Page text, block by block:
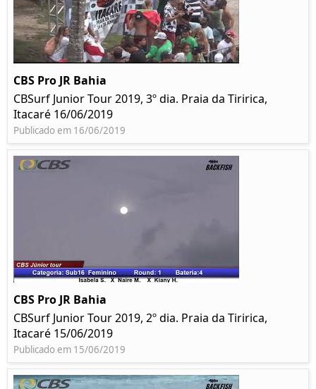
CBS Pro JR Bahia
CBSurf Junior Tour 2019, 3º dia. Praia da Tiririca,
Itacaré 16/06/2019
Publicado em 16/06/2019
CBS Pro JR Bahia
CBSurf Junior Tour 2019, 2º dia. Praia da Tiririca,
Itacaré 15/06/2019
Publicado em 15/06/2019